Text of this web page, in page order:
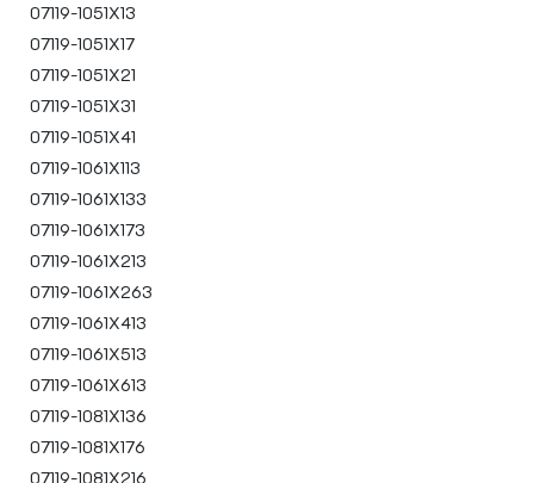
07119-1051X13
07119-1051X17
07119-1051X21
07119-1051X31
07119-1051X41
07119-1061X113
07119-1061X133
07119-1061X173
07119-1061X213
07119-1061X263
07119-1061X413
07119-1061X513
07119-1061X613
07119-1081X136
07119-1081X176
07119-1081X216